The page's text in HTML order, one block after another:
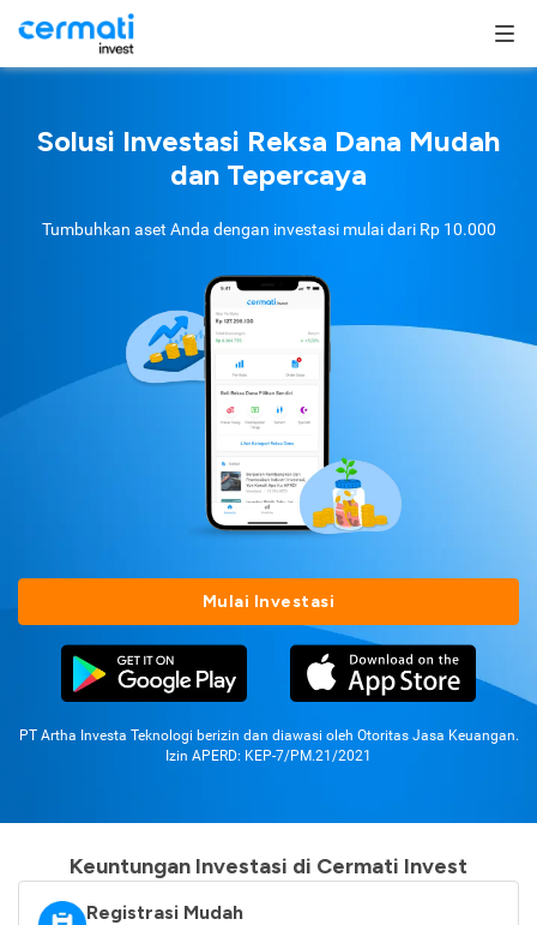
Solusi Investasi Reksa Dana Mudah
dan Tepercaya
Tumbuhkan aset Anda dengan investasi mulai dari Rp 10.000
Mulai Investasi
PT Artha Investa Teknologi berizin dan diawasi oleh Otoritas Jasa Keuangan.
Izin APERD: KEP-7/PM.21/2021
Keuntungan Investasi di Cermati Invest
Registrasi Mudah